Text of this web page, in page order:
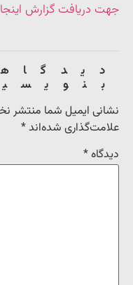
جهت دریافت گزارش
نشانی ایمیل شما منتشر
علامت‌گذاری شده‌اند*
دیدگاه*